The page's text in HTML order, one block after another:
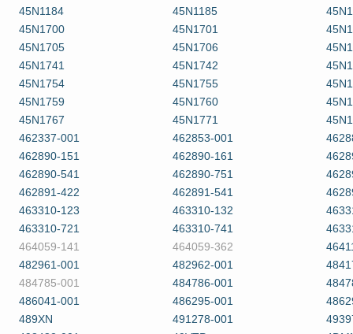
45N1184
45N1185
45N1700
45N1701
45N1705
45N1706
45N1741
45N1742
45N1754
45N1755
45N1759
45N1760
45N1767
45N1771
462337-001
462853-001
462890-151
462890-161
462890-541
462890-751
462891-422
462891-541
463310-123
463310-132
463310-721
463310-741
464059-141
464059-362
482961-001
482962-001
484785-001
484786-001
486041-001
486295-001
489XN
491278-001